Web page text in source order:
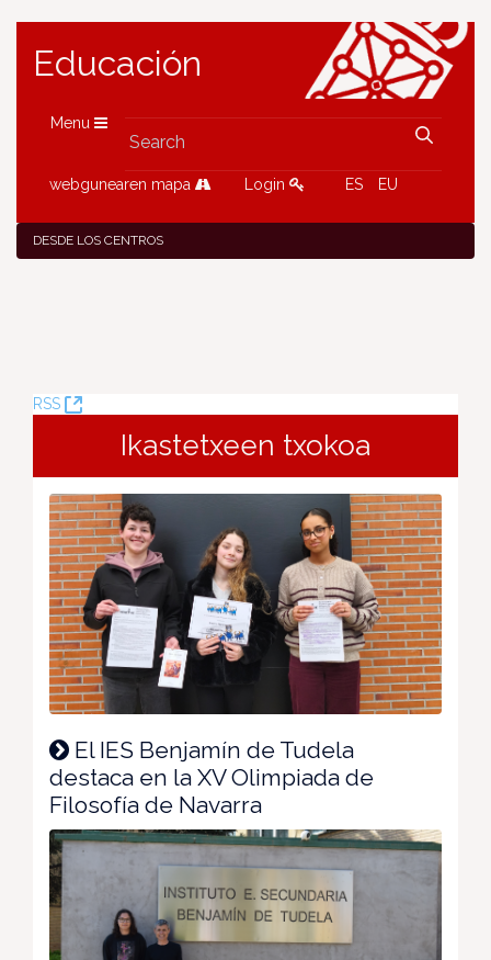
Educación
Menu
webgunearen mapa Login ES EU
DESDE LOS CENTROS
RSS
(Opens
Window)Ikastetxeen txokoa
El IES Benjamín de Tudela
destaca en la XV Olimpiada de
Filosofía de Navarra